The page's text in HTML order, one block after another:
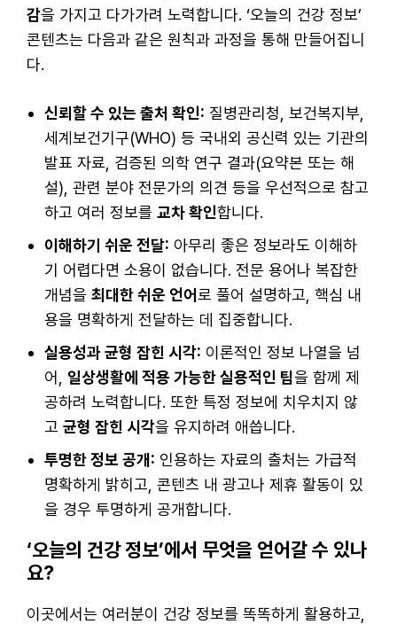
감을 가지고 다가가려 노력합니다. ‘오늘의 건강 정보’
콘텐츠는 다음과 같은 원칙과 과정을 통해 만들어집니
다.
신뢰할 수 있는 출처 확인: 질병관리청, 보건복지부,
세계보건기구(WHO) 등 국내외 공신력 있는 기관의
발표 자료, 검증된 의학 연구 결과(요약본 또는 해
설), 관련 분야 전문가의 의견 등을 우선적으로 참고
하고 여러 정보를 교차 확인합니다.
이해하기 쉬운 전달: 아무리 좋은 정보라도 이해하
기 어렵다면 소용이 없습니다. 전문 용어나 복잡한
개념을 최대한 쉬운 언어로 풀어 설명하고, 핵심 내
용을 명확하게 전달하는 데 집중합니다.
실용성과 균형 잡힌 시각: 이론적인 정보 나열을 넘
어, 일상생활에 적용 가능한 실용적인 팁을 함께 제
공하려 노력합니다. 또한 특정 정보에 치우치지 않
고 균형 잡힌 시각을 유지하려 애씁니다.
투명한 정보 공개: 인용하는 자료의 출처는 가급적
명확하게 밝히고, 콘텐츠 내 광고나 제휴 활동이 있
을 경우 투명하게 공개합니다.
‘오늘의 건강 정보’에서 무엇을 얻어갈 수 있나
요?
이곳에서는 여러분이 건강 정보를 똑똑하게 활용하고,